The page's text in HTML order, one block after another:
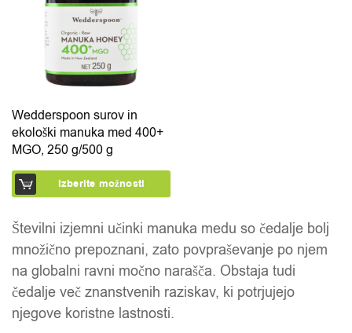
Wedderspoon surov in
ekološki manuka med 400+
MGO, 250 g/500 g
Izberite možnosti
Številni izjemni učinki manuka medu so čedalje bolj
množično prepoznani, zato povpraševanje po njem
na globalni ravni močno narašča. Obstaja tudi
čedalje več znanstvenih raziskav, ki potrjujejo
njegove koristne lastnosti.